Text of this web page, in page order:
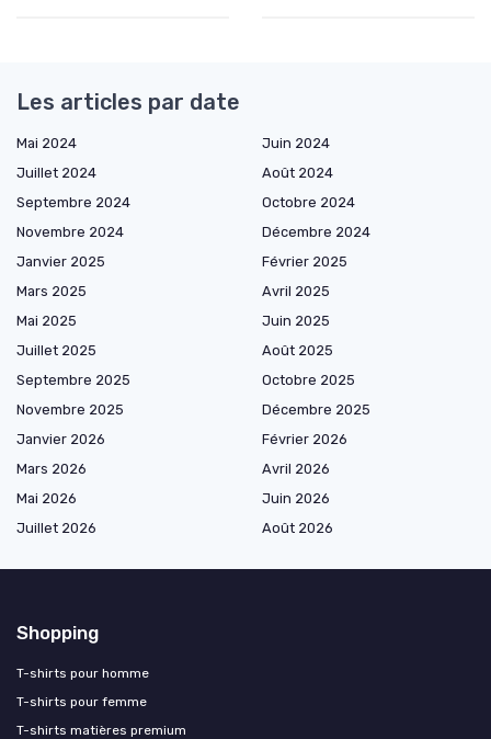
Les articles par date
Mai 2024
Juin 2024
Juillet 2024
Août 2024
Septembre 2024
Octobre 2024
Novembre 2024
Décembre 2024
Janvier 2025
Février 2025
Mars 2025
Avril 2025
Mai 2025
Juin 2025
Juillet 2025
Août 2025
Septembre 2025
Octobre 2025
Novembre 2025
Décembre 2025
Janvier 2026
Février 2026
Mars 2026
Avril 2026
Mai 2026
Juin 2026
Juillet 2026
Août 2026
Shopping
T-shirts pour homme
T-shirts pour femme
T-shirts matières premium